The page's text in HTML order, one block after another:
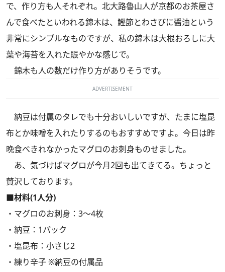
で、作り方も人それぞれ。北大路魯山人が京都のお茶屋さ
んで食べたといわれる錦木は、鰹節とわさびに醤油という
非常にシンプルなものですが、私の錦木は大根おろしに大
葉や海苔を入れた賑やかな感じで。
錦木も人の数だけ作り方がありそうです。
ADVERTISEMENT
納豆は付属のタレでも十分おいしいですが、たまに塩昆
布とか味噌を入れたりするのもおすすめですよ。今日は昨
晩食べきれなかったマグロのお刺身ものせました。
あ、気づけばマグロが今月2回も出てきてる。ちょっと
贅沢しております。
■材料(1人分)
・マグロのお刺身：3～4枚
・納豆：1パック
・塩昆布：小さじ2
・練り辛子 ※納豆の付属品